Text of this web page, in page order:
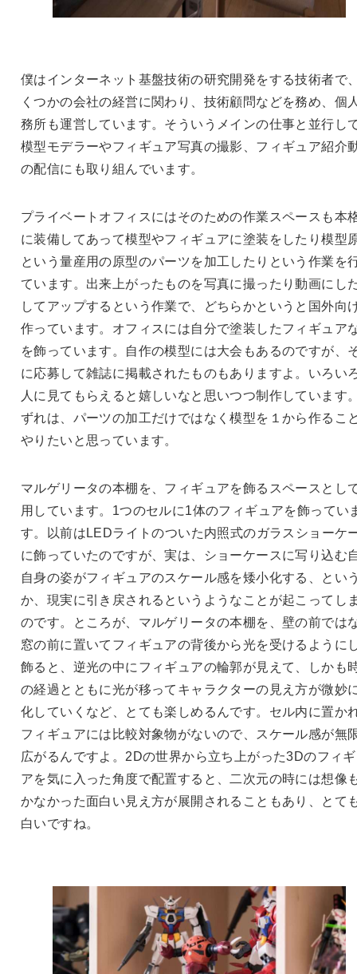
僕はインターネット基盤技術の研究開発をする技術者で
くつかの会社の経営に関わり、技術顧問などを務め、個
務所も運営しています。そういうメインの仕事と並行し
模型モデラーやフィギュア写真の撮影、フィギュア紹介
の配信にも取り組んでいます。
プライベートオフィスにはそのための作業スペースも本
に装備してあって模型やフィギュアに塗装をしたり模型
という量産用の原型のパーツを加工したりという作業を
ています。出来上がったものを写真に撮ったり動画にし
してアップするという作業で、どちらかというと国外向
作っています。オフィスには自分で塗装したフィギュア
を飾っています。自作の模型には大会もあるのですが、
に応募して雑誌に掲載されたものもありますよ。いろい
人に見てもらえると嬉しいなと思いつつ制作しています
ずれは、パーツの加工だけではなく模型を１から作るこ
やりたいと思っています。
マルゲリータの本棚を、フィギュアを飾るスペースとし
用しています。1つのセルに1体のフィギュアを飾ってい
す。以前はLEDライトのついた内照式のガラスショーケ
に飾っていたのですが、実は、ショーケースに写り込む
自身の姿がフィギュアのスケール感を矮小化する、とい
か、現実に引き戻されるというようなことが起こってし
のです。ところが、マルゲリータの本棚を、壁の前では
窓の前に置いてフィギュアの背後から光を受けるように
飾ると、逆光の中にフィギュアの輪郭が見えて、しかも
の経過とともに光が移ってキャラクターの見え方が微妙
化していくなど、とても楽しめるんです。セル内に置か
フィギュアには比較対象物がないので、スケール感が無
広がるんですよ。2Dの世界から立ち上がった3Dのフィ
アを気に入った角度で配置すると、二次元の時には想像
かなかった面白い見え方が展開されることもあり、とて
白いですね。